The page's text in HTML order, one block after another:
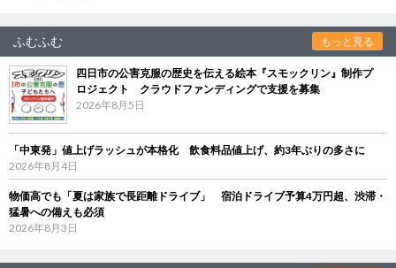
ふむふむ もっと見る
四日市の公害克服の歴史を伝える絵本『スモックリン』制作プ
ロジェクト クラウドファンディングで支援を募集
2026年8月5日
「中東発」値上げラッシュが本格化 飲食料品値上げ、約3年ぶりの多さに
2026年8月4日
物価高でも「夏は家族で長距離ドライブ」 宿泊ドライブ予算4万円超、渋滞・
猛暑への備えも必須
2026年8月3日